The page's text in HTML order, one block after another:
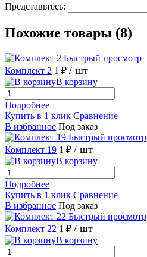
Представьтесь:
Похожие товары (8)
Быстрый просмотр
Комплект 2 1 ₽ / шт
В корзину
Подробнее
Купить в 1 клик Сравнение
В избранное Под заказ
Быстрый просмотр
Комплект 19 1 ₽ / шт
В корзину
Подробнее
Купить в 1 клик Сравнение
В избранное Под заказ
Быстрый просмотр
Комплект 22 1 ₽ / шт
В корзину